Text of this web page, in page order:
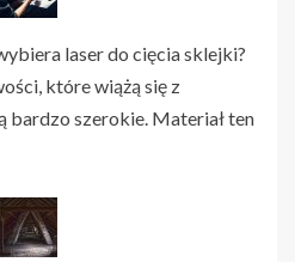
laser do cięcia sklejki?
które wiążą się z
bardzo szerokie. Materiał ten